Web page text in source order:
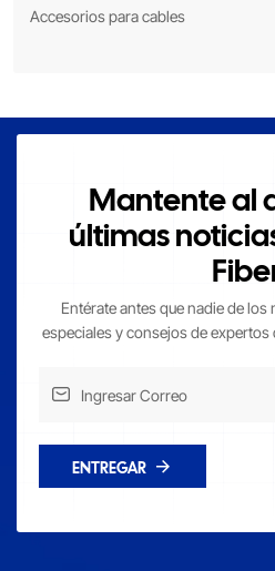
Accesorios para cables
Mantente al
últimas
Entérate antes que nadie de
especiales y consejos de expertos
ENTREGAR